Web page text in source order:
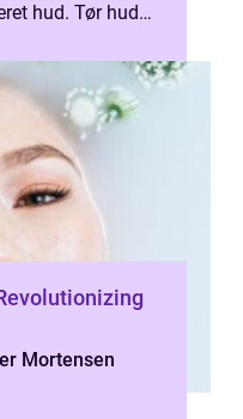
hud. Tør hud
Mortensen